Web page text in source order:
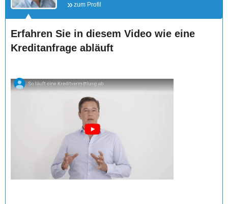
zum Profil
Erfahren Sie in diesem Video wie eine
Kreditanfrage abläuft